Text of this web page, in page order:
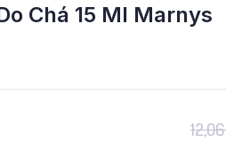
Chá 15 Ml Marnys